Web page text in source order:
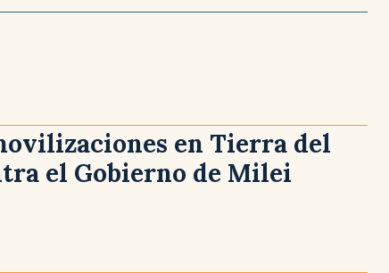
en Tierra del
el Gobierno de Milei